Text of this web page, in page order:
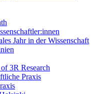
Jahr in der Wissenschaft
3R Research
Praxis